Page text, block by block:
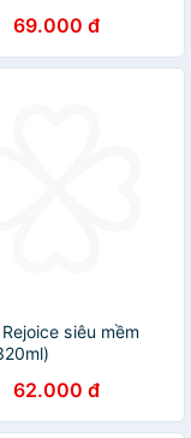
69.000 đ
siêu mềm
62.000 đ